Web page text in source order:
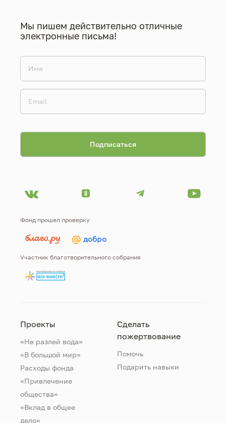
Мы пишем действительно отличные
электронные письма!
Фонд прошел проверку
Участник благотворительного собрания
Проекты
«Не разлей вода»
«В большой мир»
Расходы фонда
«Привлечение
общества»
«Вклад в общее
дело»
Сделать
пожертвование
Помочь
Подарить навыки